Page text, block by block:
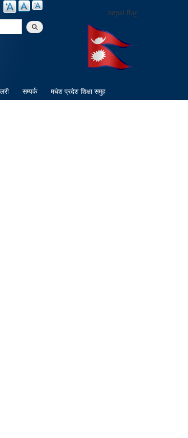
nepal flag
सम्पर्क मधेश प्रदेश शिक्षा समुह